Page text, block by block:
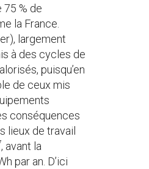
75 % de
la France.
largement
à des cycles de
puisqu’en
de ceux mis
conséquences
lieux de travail
, avant la
par an. D’ici